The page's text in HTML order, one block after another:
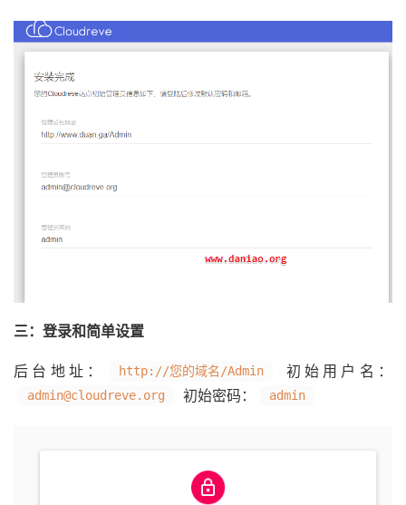
三：登录和简单设置
后台地址： http://您的域名/Admin 初始用户名：
admin@cloudreve.org 初始密码： admin